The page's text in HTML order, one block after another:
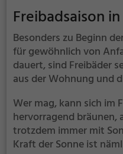
verlängert werden.
auf der Website.
Freibadsaison
Besonders zu Beginn
für gewöhnlich von
dauert, sind Freibäder
aus der Wohnung und
Wer mag, kann sich im
hervorragend bräunen,
trotzdem immer mit
Kraft der Sonne ist